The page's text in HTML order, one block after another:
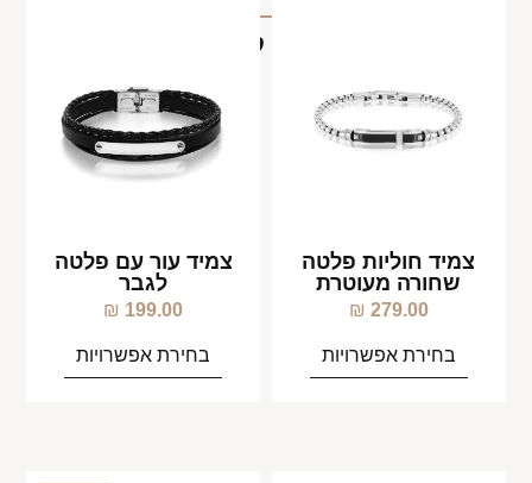
מוצרים קשורים
צמיד חוליות פלטה
שחורה מעוטרת
279.00
₪
בחירת אפשרויות
צמיד עור עם פלטה
לגבר
199.00
₪
בחירת אפשרויות